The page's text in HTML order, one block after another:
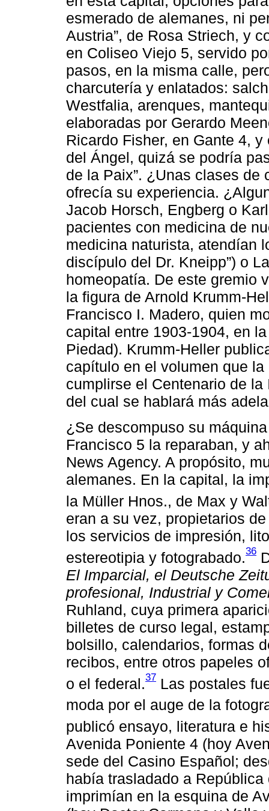
esmerado de alemanes, ni
Austria”, de Rosa Striech, y
en Coliseo Viejo 5, servido
pasos, en la misma calle,
charcutería y enlatados:
Westfalia, arenques,
elaboradas por Gerardo
Ricardo Fisher, en Gante 4,
del Ángel, quizá se podría
de la Paix”. ¿Unas clases de
ofrecía su experiencia.
Jacob Horsch, Engberg o
pacientes con medicina de
medicina naturista, atendían
discípulo del Dr. Kneipp”) o
homeopatía. De este gremio
la figura de Arnold Krumm-
Francisco I. Madero, quien
capital entre 1903-1904, en
Piedad). Krumm-Heller
capítulo en el volumen que
cumplirse el Centenario de
del cual se hablará más
¿Se descompuso su
Francisco 5 la reparaban, y
News Agency. A propósito,
alemanes. En la capital, la
la Müller Hnos., de Max y
eran a su vez, propietarios
los servicios de impresión,
estereotipia y fotograbado.36
El Imparcial, el Deutsche
profesional, Industrial y
Ruhland, cuya primera
billetes de curso legal,
bolsillo, calendarios, formas
recibos, entre otros papeles
o el federal.37 Las postales
moda por el auge de la
publicó ensayo, literatura e
Avenida Poniente 4 (hoy
sede del Casino Español;
había trasladado a
imprimían en la esquina de